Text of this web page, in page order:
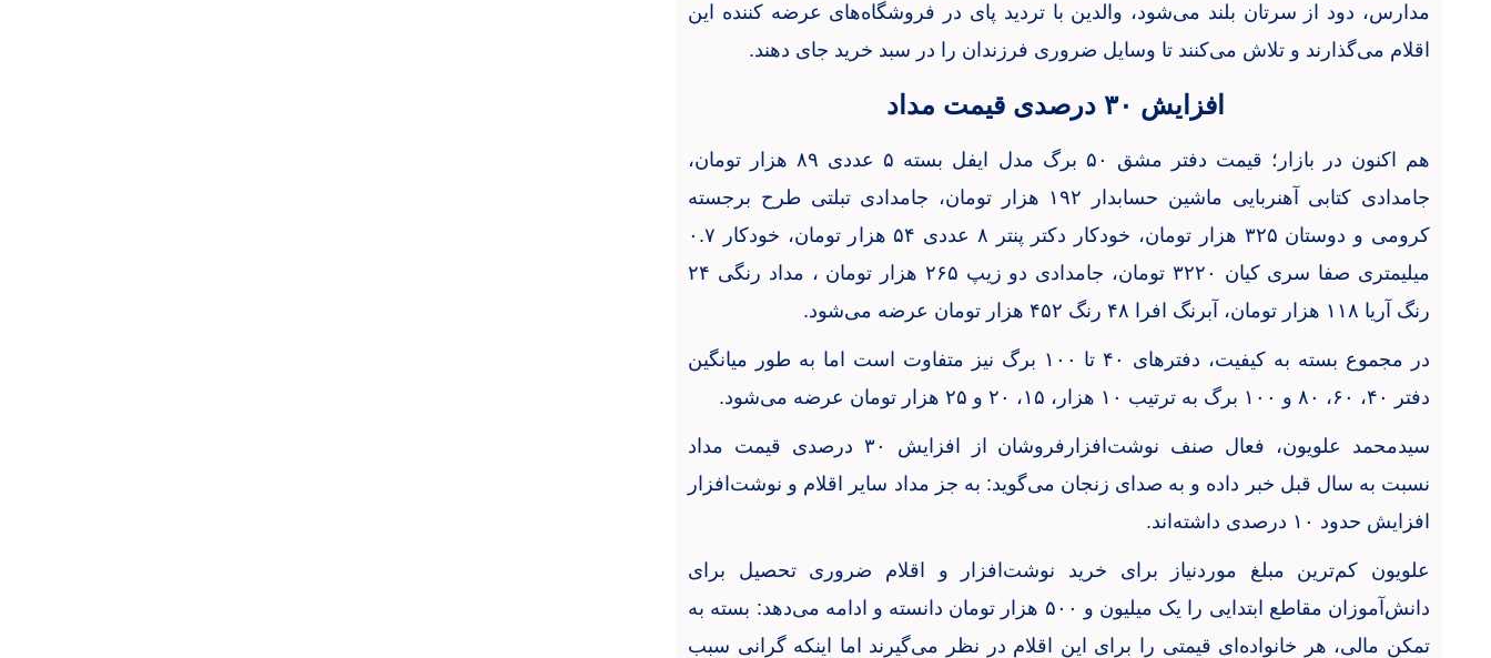
مدارس، دود از سرتان بلند می‌شود، والدین با تردید پای در فروشگاه‌های عرضه کننده این
اقلام می‌گذارند و تلاش می‌کنند تا وسایل ضروری فرزندان را در سبد خرید جای دهند.
افزایش ۳۰ درصدی قیمت مداد
هم اکنون در بازار؛ قیمت دفتر مشق ۵۰ برگ مدل ایفل بسته ۵ عددی ۸۹ هزار تومان،
جامدادی کتابی آهنربایی ماشین حسابدار ۱۹۲ هزار تومان، جامدادی تبلتی طرح برجسته
کرومی و دوستان ۳۲۵ هزار تومان، خودکار دکتر پنتر ۸ عددی ۵۴ هزار تومان، خودکار ۰.۷
میلیمتری صفا سری کیان ۳۲۲۰ تومان، جامدادی دو زیپ ۲۶۵ هزار تومان ، مداد رنگی ۲۴
رنگ آریا ۱۱۸ هزار تومان، آبرنگ افرا ۴۸ رنگ ۴۵۲ هزار تومان عرضه می‌شود.
در مجموع بسته به کیفیت، دفترهای ۴۰ تا ۱۰۰ برگ نیز متفاوت است اما به طور میانگین
دفتر ۴۰، ۶۰، ۸۰ و ۱۰۰ برگ به ترتیب ۱۰ هزار، ۱۵، ۲۰ و ۲۵ هزار تومان عرضه می‌شود.
سیدمحمد علویون، فعال صنف نوشت‌افزارفروشان از افزایش ۳۰ درصدی قیمت مداد
نسبت به سال قبل خبر داده و به صدای زنجان می‌گوید: به جز مداد سایر اقلام و نوشت‌افزار
افزایش حدود ۱۰ درصدی داشته‌اند.
علویون کم‌ترین مبلغ موردنیاز برای خرید نوشت‌افزار و اقلام ضروری تحصیل برای
دانش‌آموزان مقاطع ابتدایی را یک میلیون و ۵۰۰ هزار تومان دانسته و ادامه می‌دهد: بسته به
تمکن مالی، هر خانواده‌ای قیمتی را برای این اقلام در نظر می‌گیرند اما اینکه گرانی سبب